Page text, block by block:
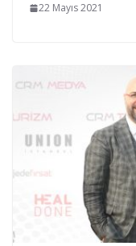
22 Mayıs 2021